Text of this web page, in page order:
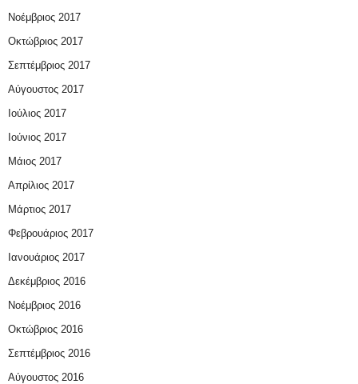
Νοέμβριος 2017
Οκτώβριος 2017
Σεπτέμβριος 2017
Αύγουστος 2017
Ιούλιος 2017
Ιούνιος 2017
Μάιος 2017
Απρίλιος 2017
Μάρτιος 2017
Φεβρουάριος 2017
Ιανουάριος 2017
Δεκέμβριος 2016
Νοέμβριος 2016
Οκτώβριος 2016
Σεπτέμβριος 2016
Αύγουστος 2016